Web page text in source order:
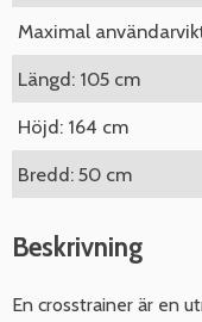
Maximal
Längd: 105 cm
Höjd: 164 cm
Bredd: 50 cm
Beskrivning
En crosstrainer är en